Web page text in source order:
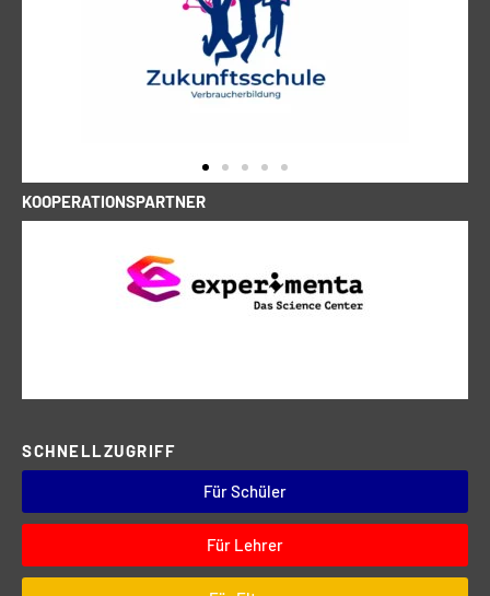
KOOPERATIONSPARTNER
SCHNELLZUGRIFF
Für Schüler
Für Lehrer